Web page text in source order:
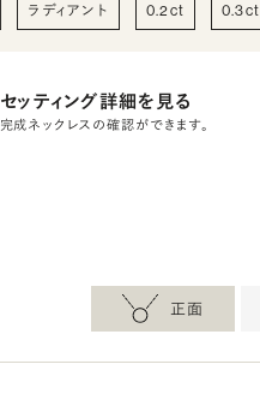
ラディアント 0.2ct 0.3ct
セッティング詳細を見る
完成ネックレスの確認ができます。
正面